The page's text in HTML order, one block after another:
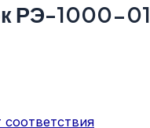
РЭ-1000-01